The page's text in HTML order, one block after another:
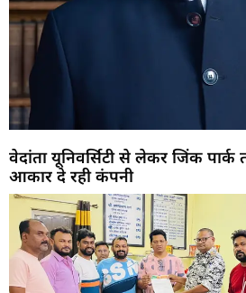
वेदांता यूनिवर्सिटी से लेकर जिंक
आकार दे रही कंपनी